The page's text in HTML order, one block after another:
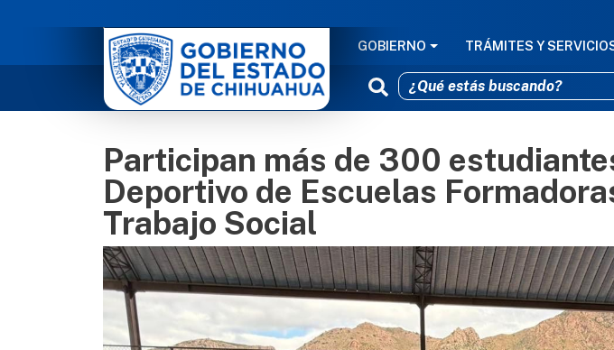
NAVEGACIÓN PRINCIPAL
GOBIERNO TRÁMITES Y
Participan más de 300
Deportivo de Escuelas
Trabajo Social